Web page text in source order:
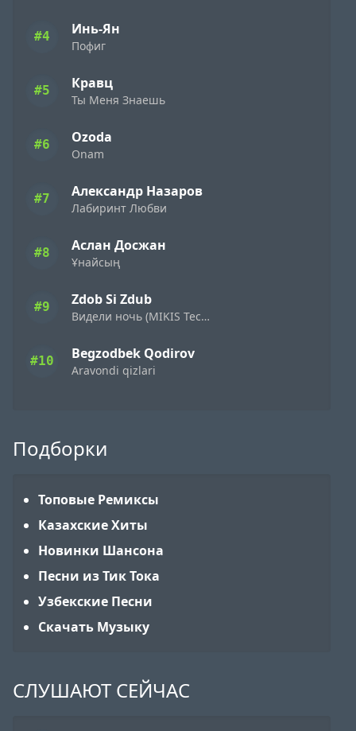
#4 Инь-Ян
Пофиг
#5 Кравц
Ты Меня Знаешь
#6 Ozoda
Onam
#7 Александр Назаров
Лабиринт Любви
#8 Аслан Досжан
Ұнайсың
#9 Zdob Si Zdub
Видели ночь (MIKIS Techno Flip)
#10 Begzodbek Qodirov
Aravondi qizlari
Подборки
Топовые Ремиксы
Казахские Хиты
Новинки Шансона
Песни из Тик Тока
Узбекские Песни
Скачать Музыку
СЛУШАЮТ СЕЙЧАС